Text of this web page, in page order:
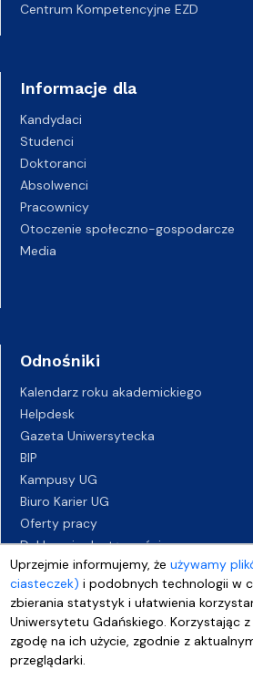
Uprzejmie informujemy, żeużywamy
ciasteczek) i podobnych technologii w
zbierania statystyk i ułatwienia
Uniwersytetu Gdańskiego. Korzystając
zgodę na ich użycie, zgodnie z
przeglądarki.
Centrum Kompetencyjne EZD
Informacje dla
Kandydaci
Studenci
Doktoranci
Absolwenci
Pracownicy
Otoczenie społeczno-gospodarcze
Media
Odnośniki
Kalendarz roku akademickiego
Helpdesk
Gazeta Uniwersytecka
BIP
Kampusy UG
Biuro Karier UG
Oferty pracy
Deklaracja dostępności